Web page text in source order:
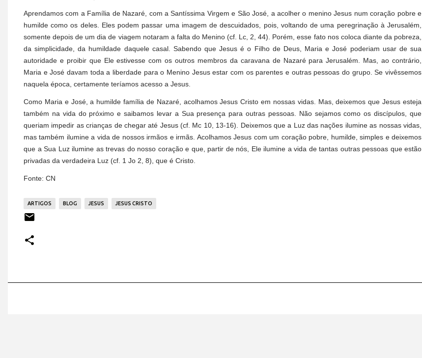
Aprendamos com a Família de Nazaré, com a Santíssima Virgem e São José, a acolher o menino Jesus num coração pobre e
humilde como os deles. Eles podem passar uma imagem de descuidados, pois, voltando de uma peregrinação à Jerusalém,
somente depois de um dia de viagem notaram a falta do Menino (cf. Lc, 2, 44). Porém, esse fato nos coloca diante da pobreza,
da simplicidade, da humildade daquele casal. Sabendo que Jesus é o Filho de Deus, Maria e José poderiam usar de sua
autoridade e proibir que Ele estivesse com os outros membros da caravana de Nazaré para Jerusalém. Mas, ao contrário,
Maria e José davam toda a liberdade para o Menino Jesus estar com os parentes e outras pessoas do grupo. Se vivêssemos
naquela época, certamente teríamos acesso a Jesus.
Como Maria e José, a humilde família de Nazaré, acolhamos Jesus Cristo em nossas vidas. Mas, deixemos que Jesus esteja
também na vida do próximo e saibamos levar a Sua presença para outras pessoas. Não sejamos como os discípulos, que
queriam impedir as crianças de chegar até Jesus (cf. Mc 10, 13-16). Deixemos que a Luz das nações ilumine as nossas vidas,
mas também ilumine a vida de nossos irmãos e irmãs. Acolhamos Jesus com um coração pobre, humilde, simples e deixemos
que a Sua Luz ilumine as trevas do nosso coração e que, partir de nós, Ele ilumine a vida de tantas outras pessoas que estão
privadas da verdadeira Luz (cf. 1 Jo 2, 8), que é Cristo.
Fonte: CN
ARTIGOS BLOG JESUS JESUS CRISTO